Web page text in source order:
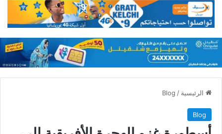
الرئيسية /
Blog
Blog